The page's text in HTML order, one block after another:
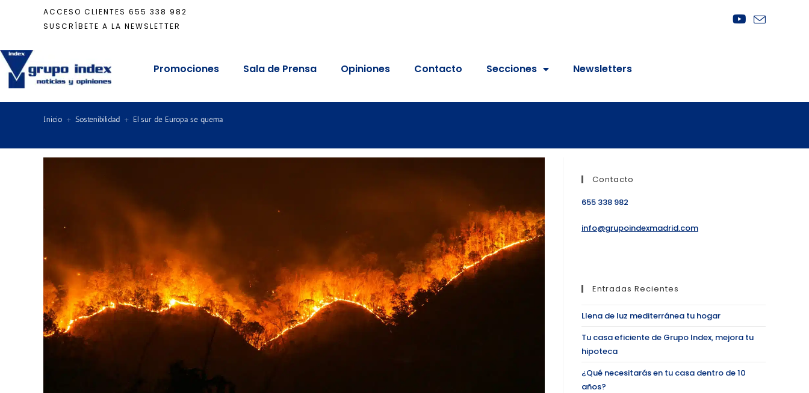
ACCESO CLIENTES 655 338 982
SUSCRÍBETE A LA NEWSLETTER
Promociones Sala de Prensa Opiniones Contacto Secciones Newsletters
Inicio + Sostenibilidad + El sur de Europa se quema
Contacto
655 338 982
info@grupoindexmadrid.com
Entradas Recientes
Llena de luz mediterránea tu hogar
Tu casa eficiente de Grupo Index, mejora tu
hipoteca
¿Qué necesitarás en tu casa dentro de 10
años?